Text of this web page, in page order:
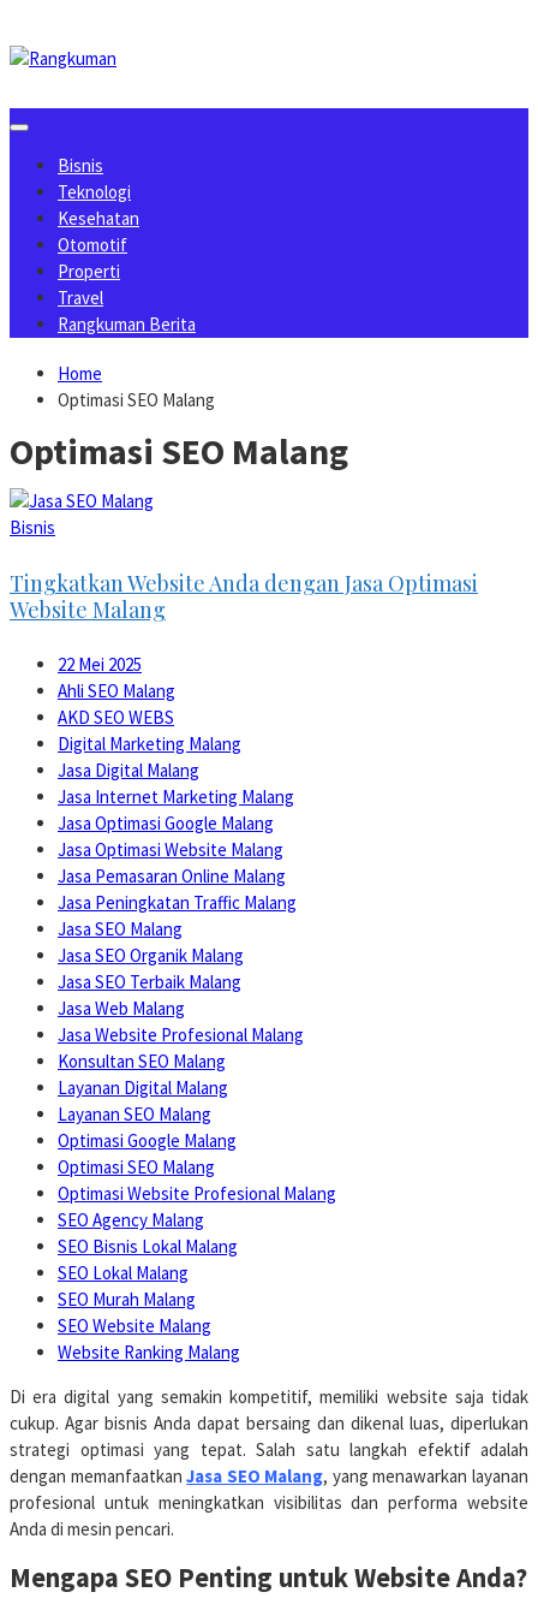
to
content
Bisnis
Teknologi
Kesehatan
Otomotif
Properti
Travel
Rangkuman Berita
Home
Optimasi SEO Malang
Optimasi SEO Malang
Bisnis
Tingkatkan Website Anda dengan Jasa Optimasi
Website Malang
22 Mei 2025
Ahli SEO Malang
AKD SEO WEBS
Digital Marketing Malang
Jasa Digital Malang
Jasa Internet Marketing Malang
Jasa Optimasi Google Malang
Jasa Optimasi Website Malang
Jasa Pemasaran Online Malang
Jasa Peningkatan Traffic Malang
Jasa SEO Malang
Jasa SEO Organik Malang
Jasa SEO Terbaik Malang
Jasa Web Malang
Jasa Website Profesional Malang
Konsultan SEO Malang
Layanan Digital Malang
Layanan SEO Malang
Optimasi Google Malang
Optimasi SEO Malang
Optimasi Website Profesional Malang
SEO Agency Malang
SEO Bisnis Lokal Malang
SEO Lokal Malang
SEO Murah Malang
SEO Website Malang
Website Ranking Malang
Di era digital yang semakin kompetitif, memiliki website saja tidak
cukup. Agar bisnis Anda dapat bersaing dan dikenal luas, diperlukan
strategi optimasi yang tepat. Salah satu langkah efektif adalah
dengan memanfaatkanJasa SEO Malang, yang menawarkan layanan
profesional untuk meningkatkan visibilitas dan performa website
Anda di mesin pencari.
Mengapa SEO Penting untuk Website Anda?